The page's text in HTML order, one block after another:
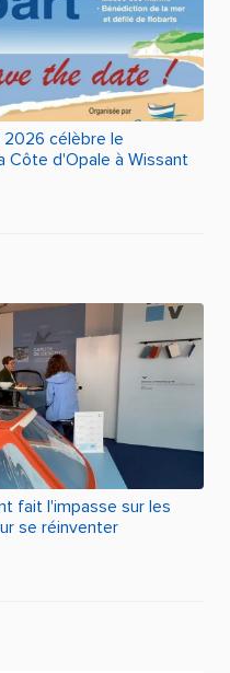
2026 célèbre le
Côte d'Opale à Wissant
fait l'impasse sur les
se réinventer